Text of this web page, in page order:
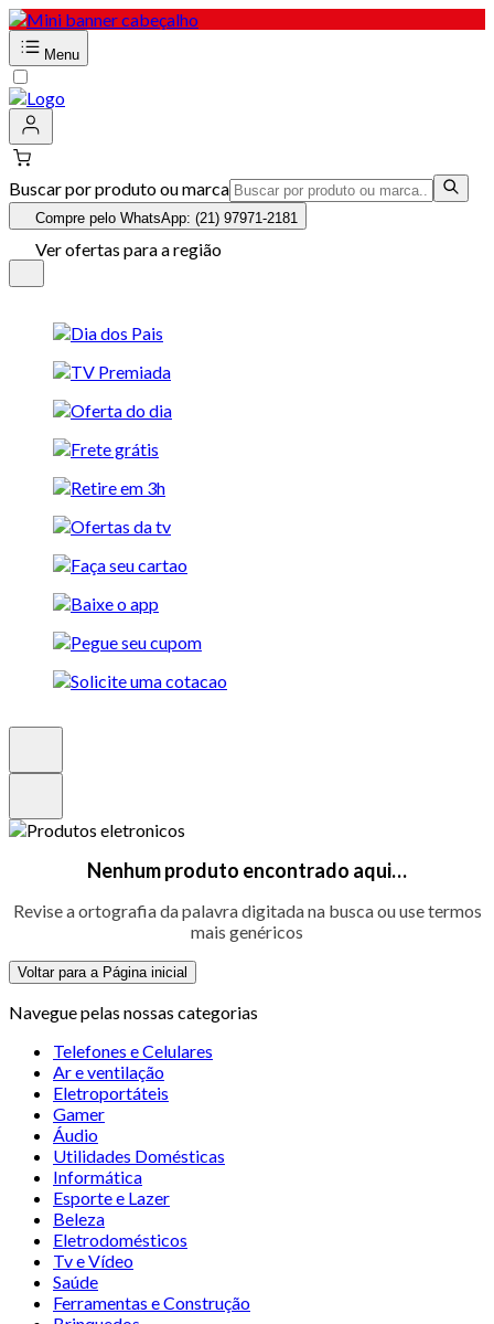
Menu
Buscar por produto ou marca
Compre pelo WhatsApp: (21) 97971-2181
Ver ofertas para a região
Nenhum produto encontrado aqui…
Revise a ortografia da palavra digitada na busca ou use termos
mais genéricos
Voltar para a Página inicial
Navegue pelas nossas categorias
Telefones e Celulares
Ar e ventilação
Eletroportáteis
Gamer
Áudio
Utilidades Domésticas
Informática
Esporte e Lazer
Beleza
Eletrodomésticos
Tv e Vídeo
Saúde
Ferramentas e Construção